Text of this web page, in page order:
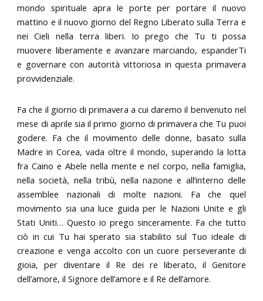
mondo spirituale apra le porte per portare il nuovo
mattino e il nuovo giorno del Regno Liberato sulla Terra e
nei Cieli nella terra liberi. Io prego che Tu ti possa
muovere liberamente e avanzare marciando, espanderTi
e governare con autorità vittoriosa in questa primavera
provvidenziale.
Fa che il giorno di primavera a cui daremo il benvenuto nel
mese di aprile sia il primo giorno di primavera che Tu puoi
godere. Fa che il movimento delle donne, basato sulla
Madre in Corea, vada oltre il mondo, superando la lotta
fra Caino e Abele nella mente e nel corpo, nella famiglia,
nella società, nella tribù, nella nazione e all’interno delle
assemblee nazionali di molte nazioni. Fa che quel
movimento sia una luce guida per le Nazioni Unite e gli
Stati Uniti… Questo io prego sinceramente. Fa che tutto
ciò in cui Tu hai sperato sia stabilito sul Tuo ideale di
creazione e venga accolto con un cuore perseverante di
gioia, per diventare il Re dei re liberato, il Genitore
dell’amore, il Signore dell’amore e il Re dell’amore.